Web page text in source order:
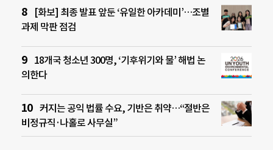
[화보] 최종 발표 앞둔 ‘유일한 아카데미’…조별
과제 막판 점검
18개국 청소년 300명, ‘기후위기와 물’ 해법 논
의한다
커지는 공익 법률 수요, 기반은 취약…“절반은
비정규직·나홀로 사무실”